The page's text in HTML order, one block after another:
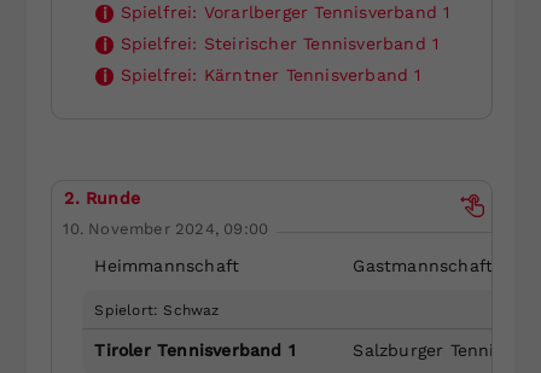
i
Spielfrei: Vorarlberger Tennisverband 1
i
Spielfrei: Steirischer Tennisverband 1
i
Spielfrei: Kärntner Tennisverband 1
2. Runde
10. November 2024, 09:00
Heimmannschaft Gastmannschaft
Spielort: Schwaz
Tiroler Tennisverband 1 Salzburger